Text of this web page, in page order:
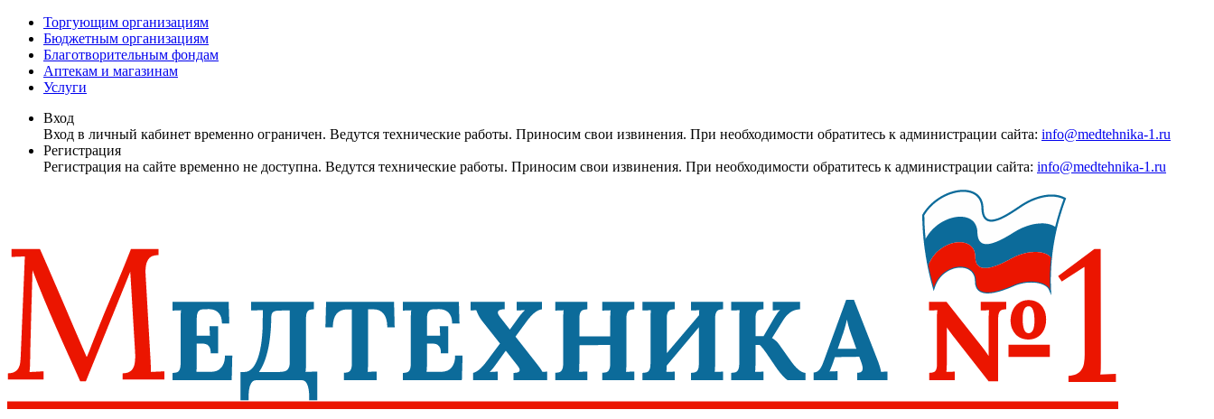
Торгующим организациям
Бюджетным организациям
Благотворительным фондам
Аптекам и магазинам
Услуги
Вход
Вход в личный кабинет временно ограничен. Ведутся технические работы. Приносим свои извинения. При необходимости обратитесь к администрации сайта: info@medtehnika-1.ru
Регистрация
Регистрация на сайте временно не доступна. Ведутся технические работы. Приносим свои извинения. При необходимости обратитесь к администрации сайта: info@medtehnika-1.ru